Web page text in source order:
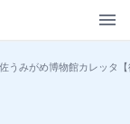
うみがめ博物館カレッタ【